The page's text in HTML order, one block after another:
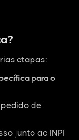
etapas:
para o
de
junto ao INPI